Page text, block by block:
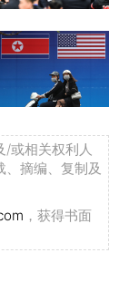
/或相关权利人
摘编、复制及
，获得书面